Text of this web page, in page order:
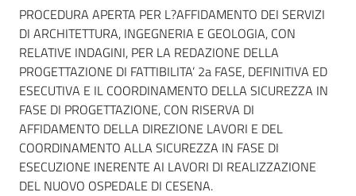
Seguici
su
Dati del bando
PROCEDURA APERTA PER L?AFFIDAMENTO DEI SERVIZI
DI ARCHITETTURA, INGEGNERIA E GEOLOGIA, CON
RELATIVE INDAGINI, PER LA REDAZIONE DELLA
PROGETTAZIONE DI FATTIBILITA’ 2a FASE, DEFINITIVA ED
ESECUTIVA E IL COORDINAMENTO DELLA SICUREZZA IN
FASE DI PROGETTAZIONE, CON RISERVA DI
AFFIDAMENTO DELLA DIREZIONE LAVORI E DEL
COORDINAMENTO ALLA SICUREZZA IN FASE DI
ESECUZIONE INERENTE AI LAVORI DI REALIZZAZIONE
DEL NUOVO OSPEDALE DI CESENA.